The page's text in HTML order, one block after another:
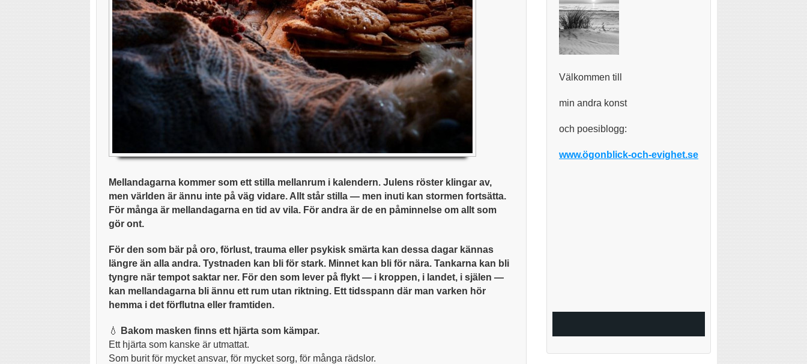
Mellandagarna kommer som ett stilla mellanrum i kalendern. Julens röster klingar av,
men världen är ännu inte på väg vidare. Allt står stilla — men inuti kan stormen fortsätta.
För många är mellandagarna en tid av vila. För andra är de en påminnelse om allt som
gör ont.
För den som bär på oro, förlust, trauma eller psykisk smärta kan dessa dagar kännas
längre än alla andra. Tystnaden kan bli för stark. Minnet kan bli för nära. Tankarna kan bli
tyngre när tempot saktar ner. För den som lever på flykt — i kroppen, i landet, i själen —
kan mellandagarna bli ännu ett rum utan riktning. Ett tidsspann där man varken hör
hemma i det förflutna eller framtiden.
💧
Bakom masken finns ett hjärta som kämpar.
Ett hjärta som kanske är utmattat.
Som burit för mycket ansvar, för mycket sorg, för många rädslor.
Välkommen till
min andra konst
och poesiblogg:
www.ögonblick-och-evighet.se